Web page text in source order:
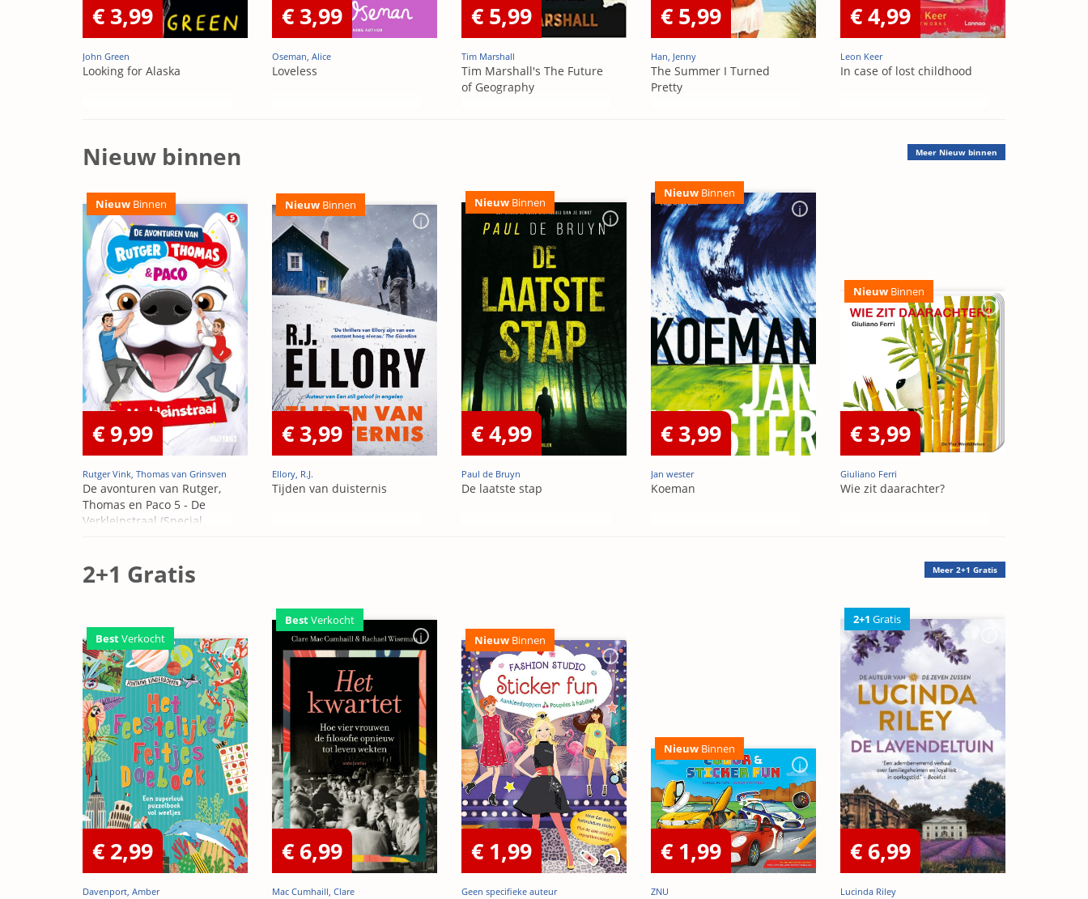
€ 3,99
John Green
Looking for Alaska
€ 3,99
Oseman, Alice
Loveless
€ 5,99
Tim Marshall
Tim Marshall's The Future
of Geography
€ 5,99
Han, Jenny
The Summer I Turned
Pretty
€ 4,99
Leon Keer
In case of lost childhood
Nieuw binnen Meer Nieuw binnen
Nieuw Binnen
€ 9,99
Rutger Vink, Thomas van Grinsven
De avonturen van Rutger,
Thomas en Paco 5 - De
Verkleinstraal (Special
Nieuw Binnen
€ 3,99
Ellory, R.J.
Tijden van duisternis
Nieuw Binnen
€ 4,99
Paul de Bruyn
De laatste stap
Nieuw Binnen
€ 3,99
Jan wester
Koeman
Nieuw Binnen
€ 3,99
Giuliano Ferri
Wie zit daarachter?
2+1 Gratis Meer 2+1 Gratis
BestVerkocht
€ 2,99
Davenport, Amber
BestVerkocht
€ 6,99
Mac Cumhaill, Clare
Nieuw Binnen
€ 1,99
Geen specifieke auteur
Nieuw Binnen
€ 1,99
ZNU
2+1 Gratis
€ 6,99
Lucinda Riley